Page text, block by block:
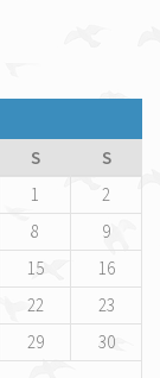
S
S
1
2
8
9
15
16
22
23
29
30